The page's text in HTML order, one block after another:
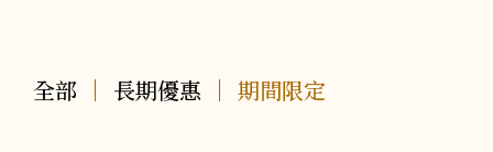
05旅遊專欄
全部 長期優惠 期間限定